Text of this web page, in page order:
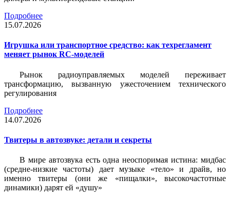
Подробнее
15.07.2026
Игрушка или транспортное средство: как техрегламент
меняет рынок RC-моделей
Рынок радиоуправляемых моделей переживает
трансформацию, вызванную ужесточением технического
регулирования
Подробнее
14.07.2026
Твитеры в автозвуке: детали и секреты
В мире автозвука есть одна неоспоримая истина: мидбас
(средне-низкие частоты) дает музыке «тело» и драйв, но
именно твитеры (они же «пищалки», высокочастотные
динамики) дарят ей «душу»